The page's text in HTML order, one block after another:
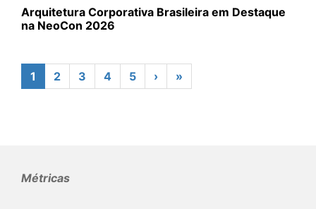
Arquitetura Corporativa Brasileira em Destaque
na NeoCon 2026
1 2 3 4 5 › »
Métricas